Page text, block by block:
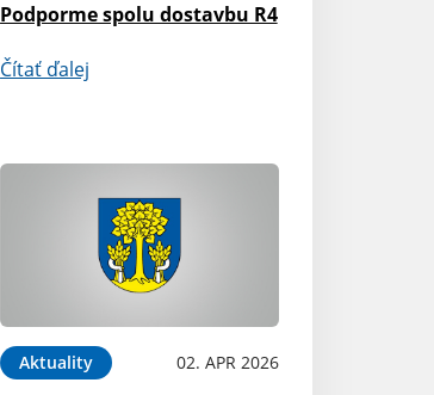
Podporme spolu dostavbu R4
Čítať ďalej
Aktuality 02. APR 2026